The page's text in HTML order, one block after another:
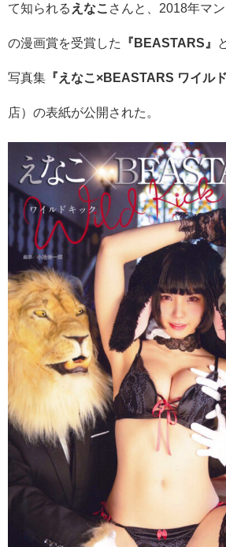
て知られる えなこ さんと、2018年マ
の漫画賞を受賞した 『BEASTARS』
写真集 『えなこ×BEASTARS ワイル
店）の表紙が公開された。